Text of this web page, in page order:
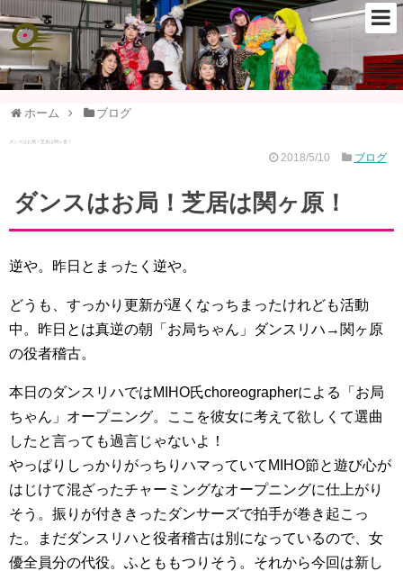
ホーム ブログ
ダンスはお局！芝居は関ヶ原！
2018/5/10 ブログ
ダンスはお局！芝居は関ヶ原！
逆や。昨日とまったく逆や。
どうも、すっかり更新が遅くなっちまったけれども活動
中。昨日とは真逆の朝「お局ちゃん」ダンスリハ→関ヶ原
の役者稽古。
本日のダンスリハではMIHO氏choreographerによる「お局
ちゃん」オープニング。ここを彼女に考えて欲しくて選曲
したと言っても過言じゃないよ！
やっぱりしっかりがっちりハマっていてMIHO節と遊び心が
はじけて混ざったチャーミングなオープニングに仕上がり
そう。振りが付ききったダンサーズで拍手が巻き起こっ
た。まだダンスリハと役者稽古は別になっているので、女
優全員分の代役。ふとももつりそう。それから今回は新し